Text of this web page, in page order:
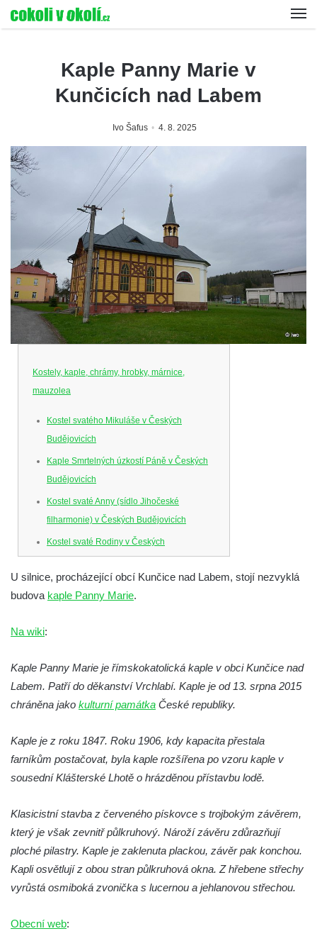
Kaple Panny Marie v
Kunčicích nad Labem
Ivo Šafus 4. 8. 2025
Kostely, kaple, chrámy, hrobky, márnice,
mauzolea
Kostel svatého Mikuláše v Českých
Budějovicích
Kaple Smrtelných úzkostí Páně v Českých
Budějovicích
Kostel svaté Anny (sídlo Jihočeské
filharmonie) v Českých Budějovicích
Kostel svaté Rodiny v Českých
Budějovicích
Kostel Obětování Panny Marie u kláštera
dominikánů v Českých Budějovicích
Dělnická v Kamenném Újezdě
Bývalý kostel svatých Filipa a Jakuba na
náměstí J. V. Kamarýta ve Velešíně
Márnice na hřbitově ve Velešíně
Kostel svatého Ducha v poutním areálu
Římov
Křížová cesta Římov – XXV. kaple – Boží
hrob
Křížová cesta Římov – XXIV. kaple – Pieta
U silnice, procházející obcí Kunčice nad Labem, stojí nezvyklá
budova kaple Panny Marie.
Na wiki:
Kaple Panny Marie je římskokatolická kaple v obci Kunčice nad
Labem. Patří do děkanství Vrchlabí. Kaple je od 13. srpna 2015
chráněna jako kulturní památka České republiky.
Kaple je z roku 1847. Roku 1906, kdy kapacita přestala
farníkům postačovat, byla kaple rozšířena po vzoru kaple v
sousední Klášterské Lhotě o hrázděnou přístavbu lodě.
Klasicistní stavba z červeného pískovce s trojbokým závěrem,
který je však zevnitř půlkruhový. Nároží závěru zdůrazňují
ploché pilastry. Kaple je zaklenuta plackou, závěr pak konchou.
Kapli osvětlují z obou stran půlkruhová okna. Z hřebene střechy
vyrůstá osmiboká zvonička s lucernou a jehlanovou střechou.
Obecní web: